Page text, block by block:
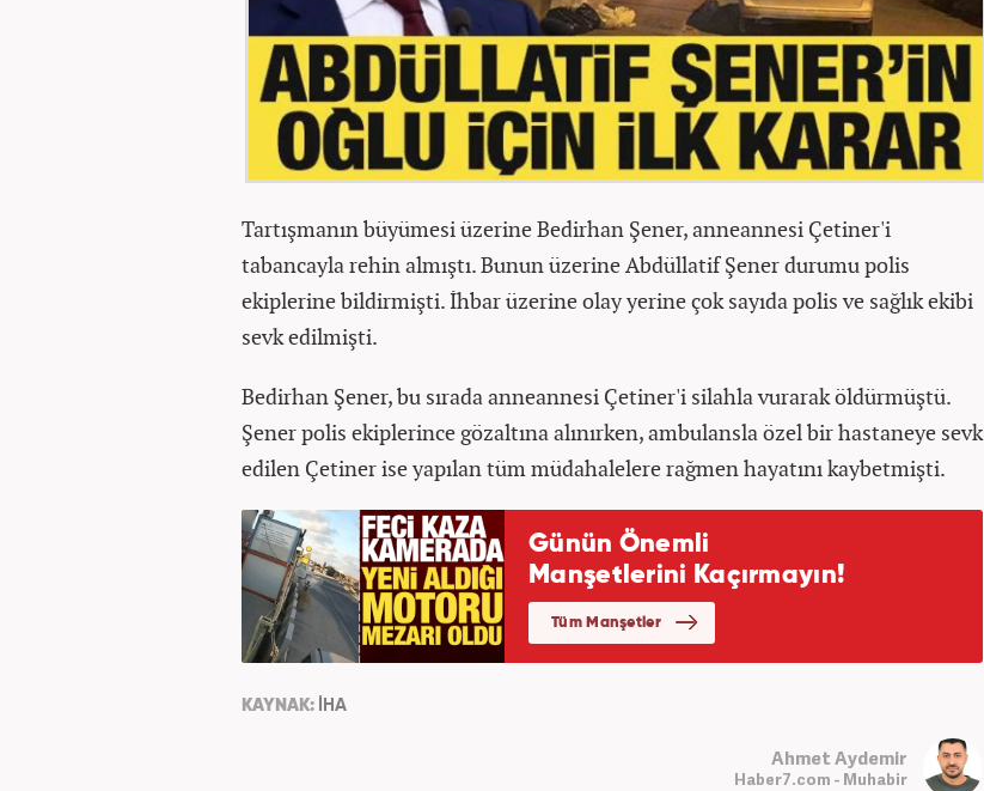
Tartışmanın büyümesi üzerine Bedirhan Şener, anneannesi Çetiner'i
tabancayla rehin almıştı. Bunun üzerine Abdüllatif Şener durumu polis
ekiplerine bildirmişti. İhbar üzerine olay yerine çok sayıda polis ve sağlık ekibi
sevk edilmişti.
Bedirhan Şener, bu sırada anneannesi Çetiner'i silahla vurarak öldürmüştü.
Şener polis ekiplerince gözaltına alınırken, ambulansla özel bir hastaneye sevk
edilen Çetiner ise yapılan tüm müdahalelere rağmen hayatını kaybetmişti.
KAYNAK: İHA
Ahmet Aydemir
Haber7.com - Muhabir